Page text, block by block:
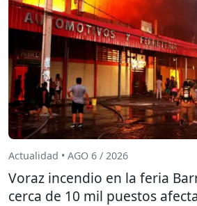
Actualidad • AGO 6 / 2026
Voraz incendio en la feria
cerca de 10 mil puestos